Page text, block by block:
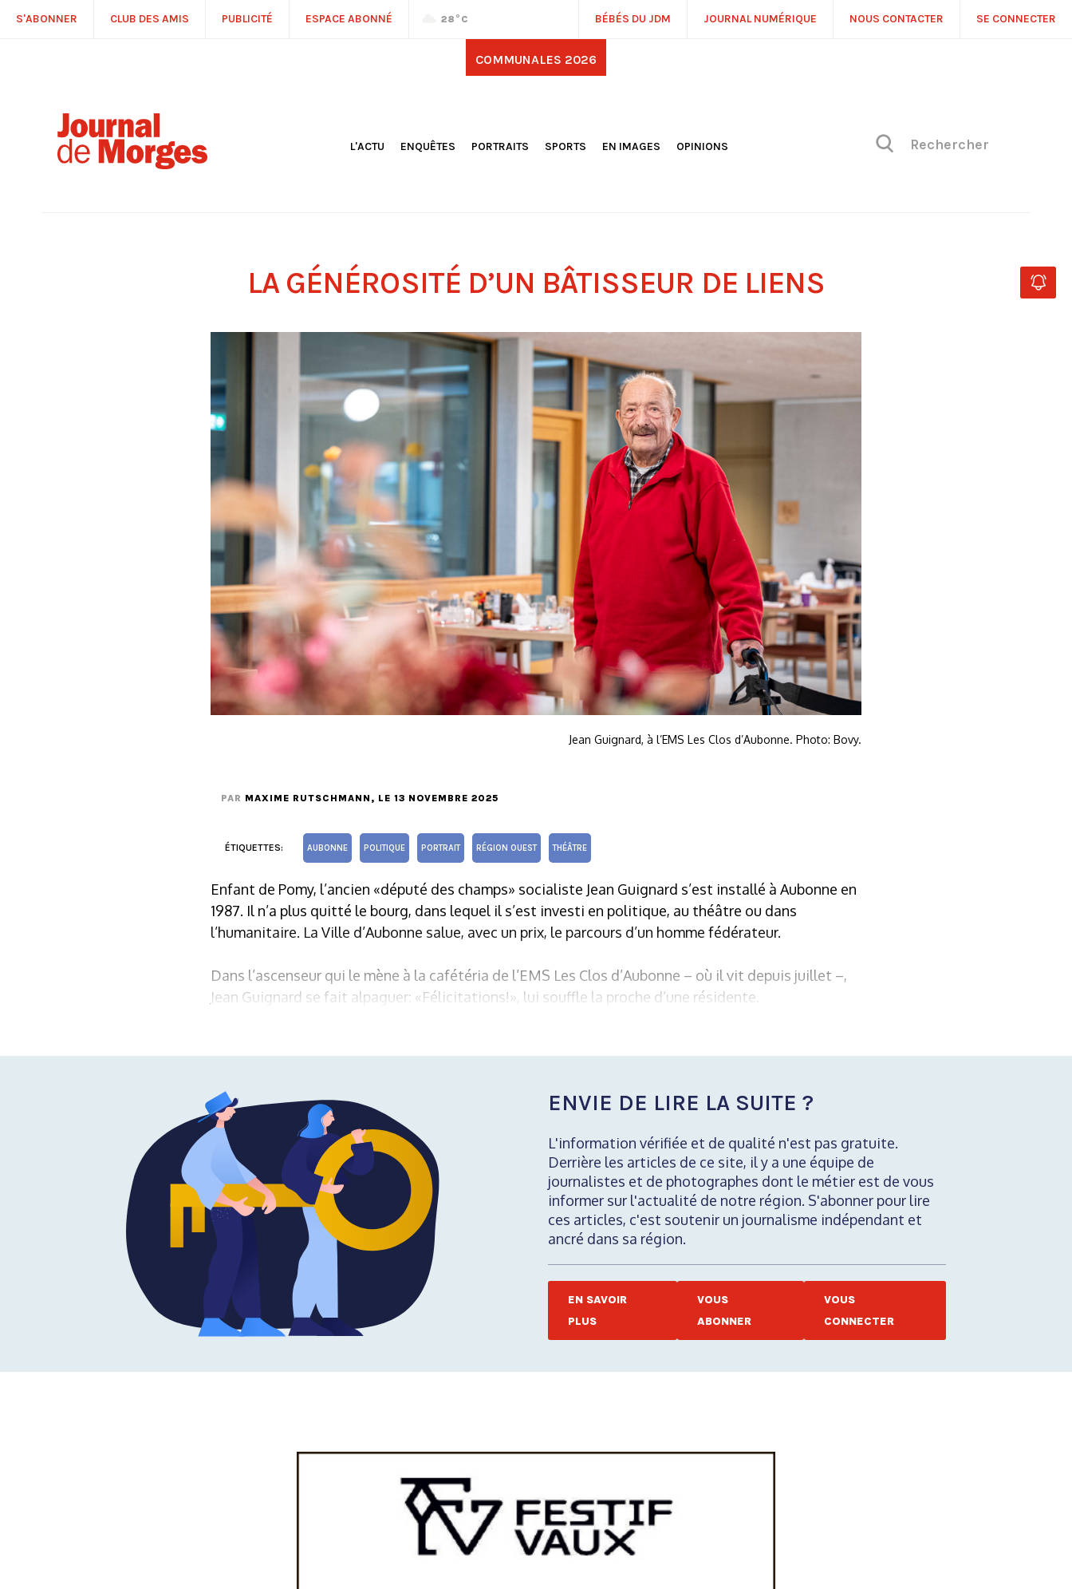
S'ABONNER CLUB DES AMIS PUBLICITÉ ESPACE ABONNÉ 28 °C BÉBÉS DU JDM JOURNAL NUMÉRIQUE NOUS CONTACTER SE CONNECTER
COMMUNALES 2026
L'ACTU
PLANÈTE
ENQUÊTES PORTRAITS
SPORTS
EN IMAGES
OPINIONS
LA GÉNÉROSITÉ D’UN BÂTISSEUR DE LIENS
Jean Guignard, à l’EMS Les Clos d’Aubonne. Photo: Bovy.
PAR MAXIME RUTSCHMANN , LE 13 NOVEMBRE 2025
ÉTIQUETTES: AUBONNE POLITIQUE PORTRAIT RÉGION OUEST THÉÂTRE
Enfant de Pomy, l’ancien «député des champs» socialiste Jean Guignard s’est installé à Aubonne en
1987. Il n’a plus quitté le bourg, dans lequel il s’est investi en politique, au théâtre ou dans
l’humanitaire. La Ville d’Aubonne salue, avec un prix, le parcours d’un homme fédérateur.
Dans l’ascenseur qui le mène à la cafétéria de l’EMS Les Clos d’Aubonne – où il vit depuis juillet –,
Jean Guignard se fait alpaguer: «Félicitations!», lui souffle la proche d’une résidente.
ENVIE DE LIRE LA SUITE ?
L'information vérifiée et de qualité n'est pas gratuite.
Derrière les articles de ce site, il y a une équipe de
journalistes et de photographes dont le métier est de vous
informer sur l'actualité de notre région. S'abonner pour lire
ces articles, c'est soutenir un journalisme indépendant et
ancré dans sa région.
EN SAVOIR
PLUS
VOUS
ABONNER
VOUS
CONNECTER